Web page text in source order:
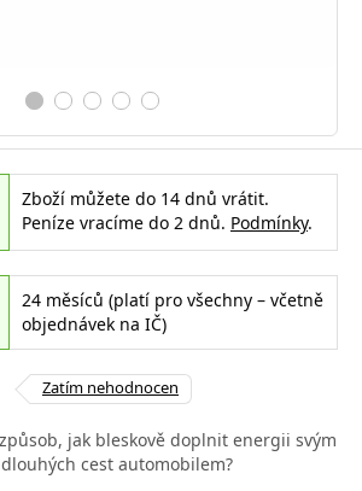
Zboží můžete do 14 dnů vrátit.
Peníze vracíme do 2 dnů. Podmínky.
24 měsíců (platí pro všechny – včetně
objednávek na IČ)
Zatím nehodnocen
jak bleskově doplnit energii svým
cest automobilem?